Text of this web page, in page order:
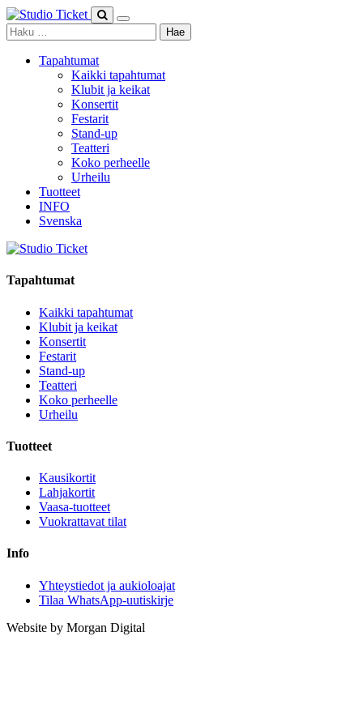
Skip
to
content
Haku:
Tapahtumat
Kaikki tapahtumat
Klubit ja keikat
Konsertit
Festarit
Stand-up
Teatteri
Koko perheelle
Urheilu
Tuotteet
INFO
Svenska
Tapahtumat
Kaikki tapahtumat
Klubit ja keikat
Konsertit
Festarit
Stand-up
Teatteri
Koko perheelle
Urheilu
Tuotteet
Kausikortit
Lahjakortit
Vaasa-tuotteet
Vuokrattavat tilat
Info
Yhteystiedot ja aukioloajat
Tilaa WhatsApp-uutiskirje
Website by Morgan Digital